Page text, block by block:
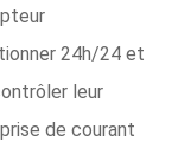
24h/24 et
leur
de courant